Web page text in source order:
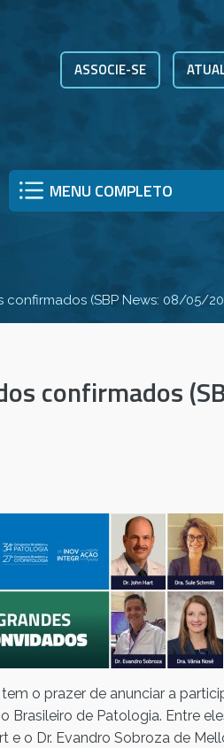
ASSOCIE-SE
MENU COMPLETO
confirmados (SBP News: 08/05/
confirmados
o prazer de anunciar a
Brasileiro de Patologia. Entre
e o Dr. Evandro Sobroza de